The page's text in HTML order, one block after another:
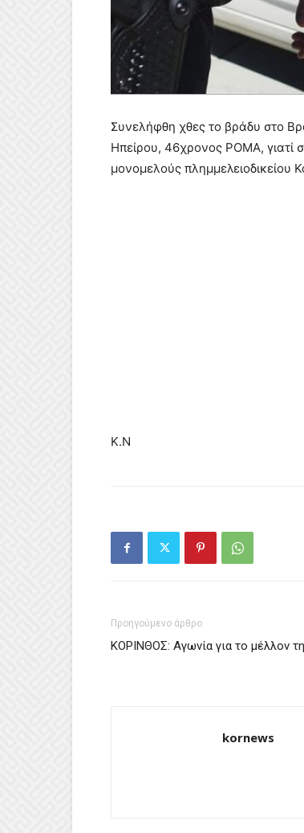
Συνελήφθη χθες το βράδυ στο
Ηπείρου, 46χρονος ΡΟΜΑ,
μονομελούς πλημμελειοδικείου
Κ.Ν
Προηγούμενο άρθρο
ΚΟΡΙΝΘΟΣ: Αγωνία για το μέλλον
kornews